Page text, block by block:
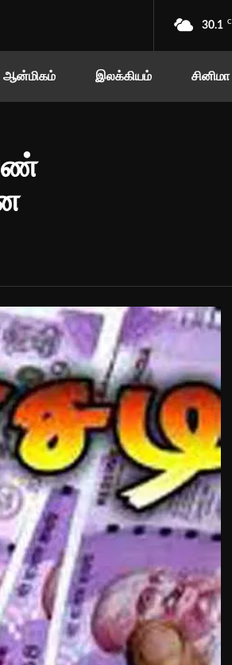
30.1 C
ஆன்மிகம் இலக்கியம் சினிமா